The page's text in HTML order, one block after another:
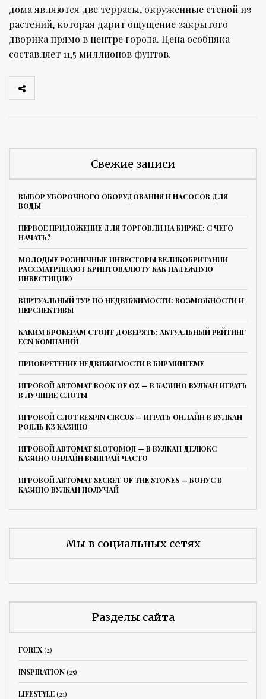
дома являются две террасы, окруженные стеной из
растений, которая дарит ощущение закрытого
дворика прямо в центре города. Цена особняка
составляет 11,5 миллионов фунтов.
Свежие записи
ВЫБОР УБОРОЧНОГО ОБОРУДОВАНИЯ И НАСОСОВ ДЛЯ
ВОДЫ
ПЕРВОЕ ПРИЛОЖЕНИЕ ДЛЯ ТОРГОВЛИ НА БИРЖЕ: С ЧЕГО
НАЧАТЬ?
МОЛОДЫЕ РОЗНИЧНЫЕ ИНВЕСТОРЫ ВЕЛИКОБРИТАНИИ
РАССМАТРИВАЮТ КРИПТОВАЛЮТУ КАК НАДЕЖНУЮ
ИНВЕСТИЦИЮ
ВИРТУАЛЬНЫЙ ТУР ПО НЕДВИЖИМОСТИ: ВОЗМОЖНОСТИ И
ПЕРСПЕКТИВЫ
КАКИМ БРОКЕРАМ СТОИТ ДОВЕРЯТЬ: АКТУАЛЬНЫЙ РЕЙТИНГ
ECN КОМПАНИЙ
ПРИОБРЕТЕНИЕ НЕДВИЖИМОСТИ В БИРМИНГЕМЕ
ИГРОВОЙ АВТОМАТ BOOK OF OZ — В КАЗИНО ВУЛКАН ИГРАТЬ
В ЛУЧШИЕ СЛОТЫ
ИГРОВОЙ СЛОТ RESPIN CIRCUS — ИГРАТЬ ОНЛАЙН В ВУЛКАН
РОЯЛЬ КЗ КАЗИНО
ИГРОВОЙ АВТОМАТ SLOTOMOJI — В ВУЛКАН ДЕЛЮКС
КАЗИНО ОНЛАЙН ВЫИГРАЙ ЧАСТО
ИГРОВОЙ АВТОМАТ SECRET OF THE STONES — БОНУС В
КАЗИНО ВУЛКАН ПОЛУЧАЙ
Мы в социальных сетях
Разделы сайта
FOREX(2)
INSPIRATION(25)
LIFESTYLE(21)